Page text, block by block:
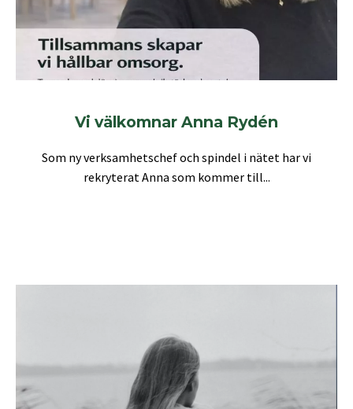
Vi välkomnar Anna Rydén
Som ny verksamhetschef och spindel i nätet har vi
rekryterat Anna som kommer till...